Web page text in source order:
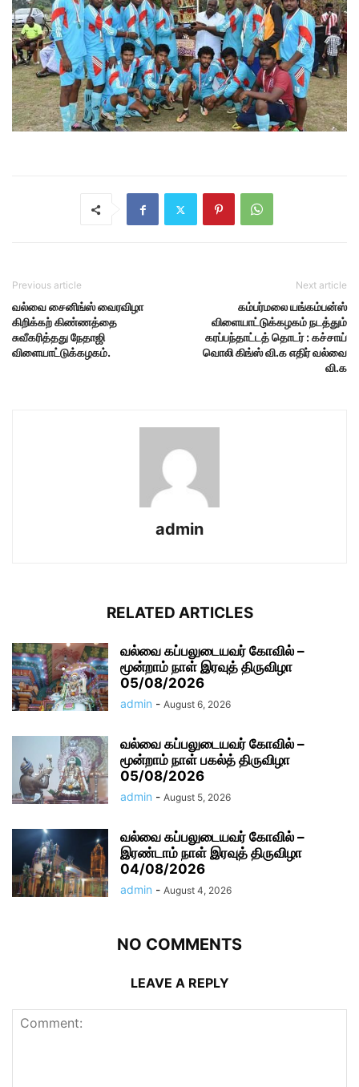
Previous article
வல்வை சைனிங்ஸ் வைரவிழா
கிறிக்கற் கிண்ணத்தை
சுவீகரித்தது நேதாஜி
விளையாட்டுக்கழகம்.
Next article
கம்பர்மலை யங்கம்பன்ஸ்
விளையாட்டுக்கழகம் நடத்தும்
கரப்பந்தாட்டத் தொடர் : கச்சாய்
வொலி கிங்ஸ் வி.க எதிர் வல்வை
வி.க
admin
RELATED ARTICLES
வல்வை கப்பலுடையவர் கோவில் –
மூன்றாம் நாள் இரவுத் திருவிழா
05/08/2026
admin - August 6, 2026
வல்வை கப்பலுடையவர் கோவில் –
மூன்றாம் நாள் பகல்த் திருவிழா
05/08/2026
admin - August 5, 2026
வல்வை கப்பலுடையவர் கோவில் –
இரண்டாம் நாள் இரவுத் திருவிழா
04/08/2026
admin - August 4, 2026
NO COMMENTS
LEAVE A REPLY